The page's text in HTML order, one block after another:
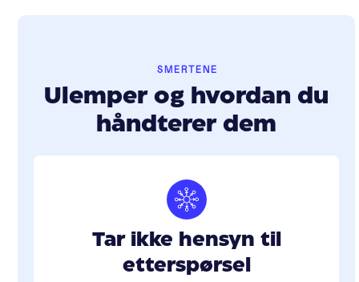
SMERTENE
Ulemper og hvordan du
håndterer dem
Tar ikke hensyn til
etterspørsel